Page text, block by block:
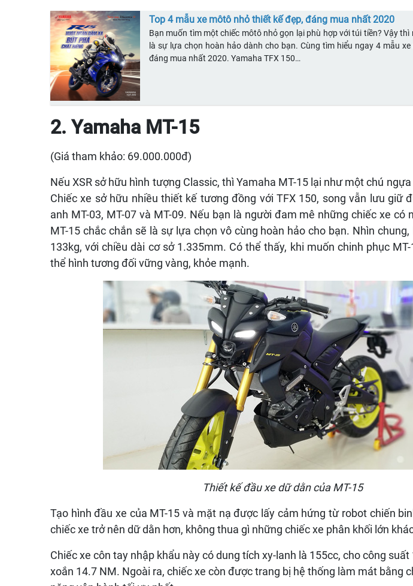
Top 4 mẫu xe môtô nhỏ thiết kế đẹp, đáng mua nhất 2020
Bạn muốn tìm một chiếc môtô nhỏ gọn lại phù hợp với túi tiền? Vậy
là sự lựa chọn hoàn hảo dành cho bạn. Cùng tìm hiểu ngay 4 mẫu
đáng mua nhất 2020. Yamaha TFX 150…
2. Yamaha MT-15
(Giá tham khảo: 69.000.000đ)
Nếu XSR sở hữu hình tượng Classic, thì Yamaha MT-15 lại như một chú
Chiếc xe sở hữu nhiều thiết kế tương đồng với TFX 150, song vẫn lưu giữ
anh MT-03, MT-07 và MT-09. Nếu bạn là người đam mê những chiếc xe có
MT-15 chắc chắn sẽ là sự lựa chọn vô cùng hoàn hảo cho bạn. Nhìn
133kg, với chiều dài cơ sở 1.335mm. Có thể thấy, khi muốn chinh phục
thể hình tương đối vững vàng, khỏe mạnh.
Thiết kế đầu xe dữ dằn của MT-15
Tạo hình đầu xe của MT-15 và mặt nạ được lấy cảm hứng từ robot chiến
chiếc xe trở nên dữ dằn hơn, không thua gì những chiếc xe phân khối lớn
Chiếc xe côn tay nhập khẩu này có dung tích xy-lanh là 155cc, cho công
xoắn 14.7 NM. Ngoài ra, chiếc xe còn được trang bị hệ thống làm mát bằng